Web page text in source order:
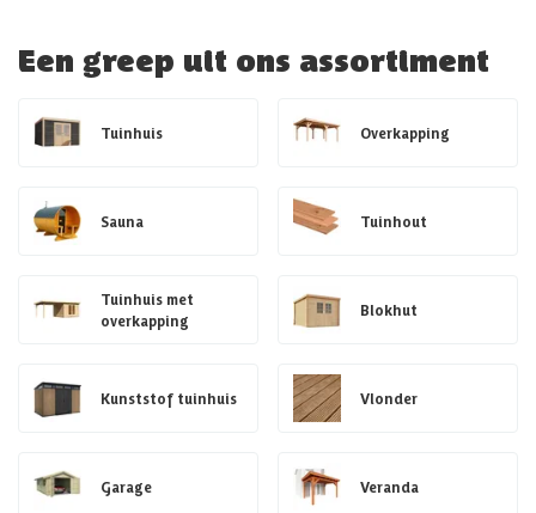
Een greep uit ons assortiment
Tuinhuis Overkapping
Sauna Tuinhout
Tuinhuis met
overkapping
Blokhut
Kunststof tuinhuis Vlonder
Garage Veranda